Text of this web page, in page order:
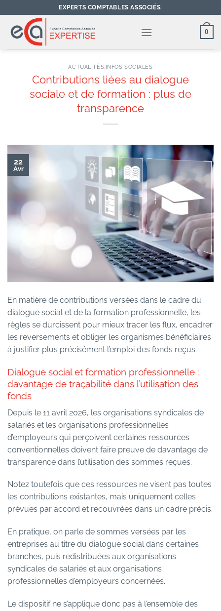
au
contenu
EXPERTS COMPTABLES ASSOCIÉS.
0
ACTUALITÉS,INFOS SOCIALES
Contributions liées au dialogue
sociale et de formation : plus de
transparence
22
Avr
En matière de contributions versées dans le cadre du
dialogue social et de la formation professionnelle, les
règles se durcissent pour mieux tracer les flux, encadrer
les reversements et obliger les organismes bénéficiaires
à justifier plus précisément l’emploi des fonds reçus.
Dialogue social et formation professionnelle :
davantage de traçabilité dans l’utilisation des
fonds
Depuis le 11 avril 2026, les organisations syndicales de
salariés et les organisations professionnelles
d’employeurs qui perçoivent certaines ressources
conventionnelles doivent faire preuve de davantage de
transparence dans l’utilisation des sommes reçues.
Notez toutefois que ces ressources ne visent pas toutes
les contributions existantes, mais uniquement celles
prévues par accord et recouvrées dans un cadre précis.
En pratique, on parle de sommes versées par les
entreprises au titre du dialogue social dans certaines
branches, puis redistribuées aux organisations
syndicales de salariés et aux organisations
professionnelles d’employeurs concernées.
Le dispositif ne s’applique donc pas à l’ensemble des